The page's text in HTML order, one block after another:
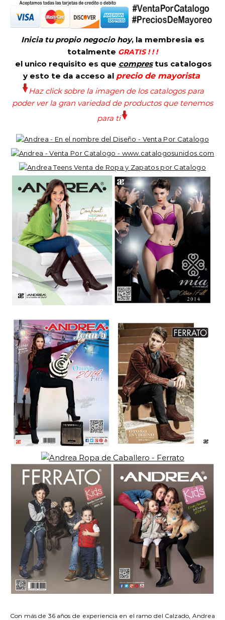
Inicia tu propio negocio hoy, la membresia es
totalmente GRATIS ! ! !
el unico requisito es que comprestus catalogos
y esto te da acceso al precio de mayorista
Haz click sobre la imagen de los catalogos para
poder ver la gran variedad de productos que tenemos
para ti
Con más de 36 años de experiencia en el ramo del Calzado, Andrea